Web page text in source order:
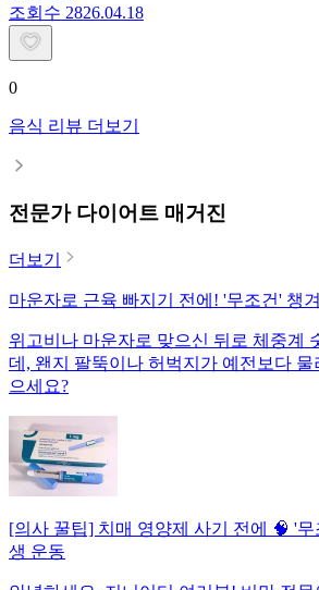
조회수 2826.04.18
0
음식 리뷰 더보기
전문가 다이어트 매거진
더보기
마운자로 근육 빠지기 전에! '무조건' 챙
위고비나 마운자로 맞으신 뒤로 체중계
데, 왠지 팔뚝이나 허벅지가 예전보다 물
으세요?
[의사 꿀팁] 치매 영양제 사기 전에 🧠 '
생 운동